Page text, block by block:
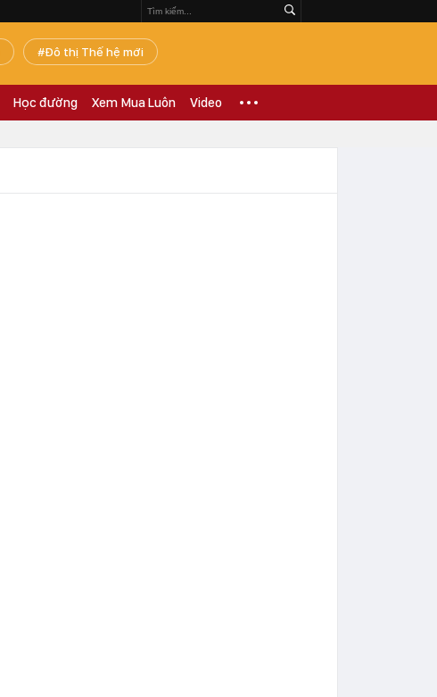
Đô thị Thế hệ mới
Học đường Xem Mua Luôn Video